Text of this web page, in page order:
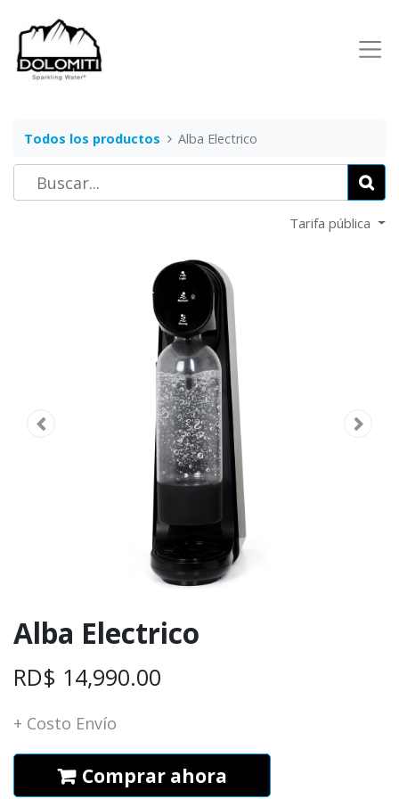
Todos los productos Alba Electrico​
Tarifa pública
Alba Electrico​
RD$ 14,990.00
+ Costo Envío
Comprar ahora